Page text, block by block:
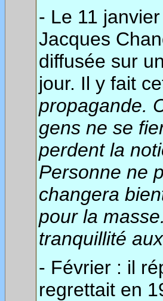
- Le 11
Jacques
diffusée sur
jour. Il y fait
propagande.
gens ne se
perdent la
Personne ne
changera
pour la
tranquillité
- Février : il
regrettait en